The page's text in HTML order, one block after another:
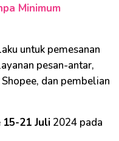
Minimum
untuk pemesanan
pesan-antar,
dan pembelian
15-21 Juli 2024 pada